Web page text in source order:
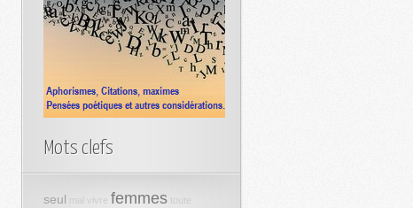
Mots clefs
seul mal vivre femmes toute